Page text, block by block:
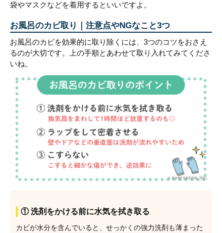
袋やマスクなどを着用するといいですよ。
お風呂のカビ取り｜注意点やNGなこと3つ
お風呂のカビを効果的に取り除くには、3つのコツをおさえ
るのが大切です。上の手順とあわせて取り入れてみてくださ
いね。
① 洗剤をかける前に水気を拭き取る
カビが水分を含んでいると、せっかくの強力洗剤も薄まった